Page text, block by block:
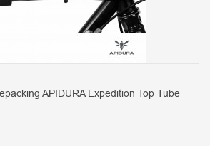
APIDURA Expedition Top Tube